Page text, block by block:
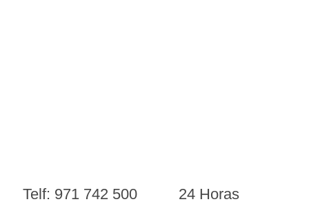
Telf: 971 742 500 24 Horas